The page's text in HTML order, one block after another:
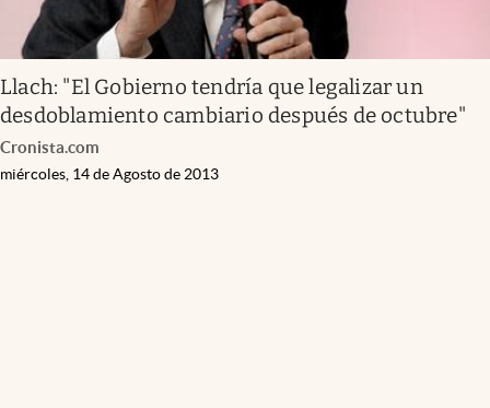
Llach: "El Gobierno tendría que legalizar un
desdoblamiento cambiario después de octubre"
Cronista.com
miércoles, 14 de Agosto de 2013